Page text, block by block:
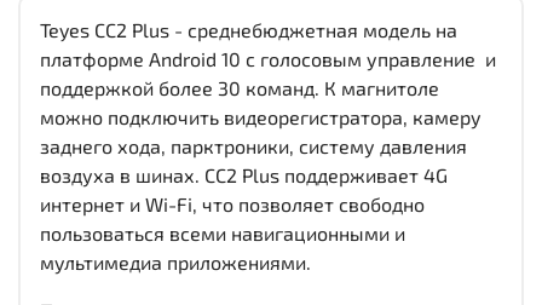
Teyes CC2 Plus - среднебюджетная модель на
платформе Android 10 с голосовым управление и
поддержкой более 30 команд. К магнитоле
можно подключить видеорегистратора, камеру
заднего хода, парктроники, систему давления
воздуха в шинах. CC2 Plus поддерживает 4G
интернет и Wi-Fi, что позволяет свободно
пользоваться всеми навигационными и
мультимедиа приложениями.